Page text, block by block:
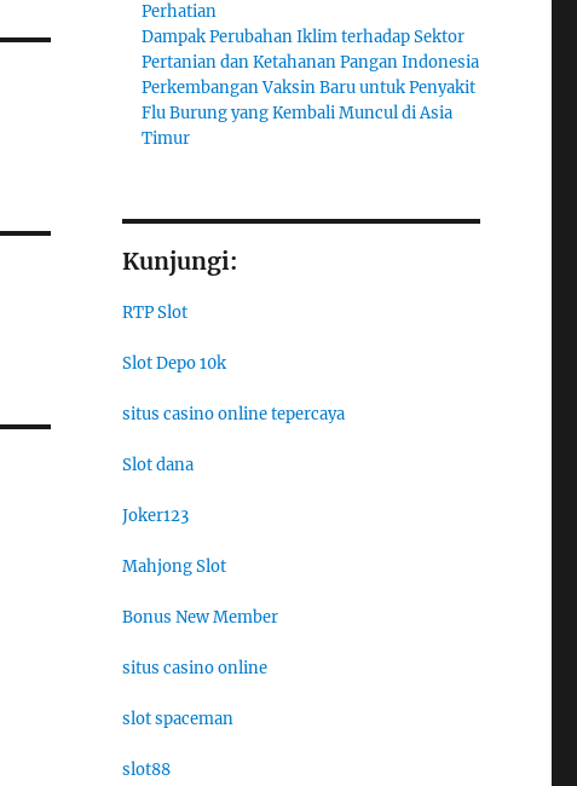
Perhatian
Dampak Perubahan Iklim terhadap Sektor
Pertanian dan Ketahanan Pangan Indonesia
Perkembangan Vaksin Baru untuk Penyakit
Flu Burung yang Kembali Muncul di Asia
Timur
Kunjungi:
RTP Slot
Slot Depo 10k
situs casino online tepercaya
Slot dana
Joker123
Mahjong Slot
Bonus New Member
situs casino online
slot spaceman
slot88